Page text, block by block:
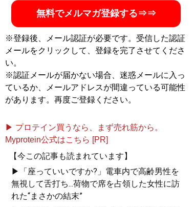
無料でメルマガ登録する⇒⇒
※登録後、メール認証が必要です。受信した認証
メールをクリックして、登録を完了させてくださ
い。
※認証メールが届かない場合、迷惑メールに入っ
ているか、メールアドレスが間違っている可能性
があります。再度ご登録ください。
▶ プロテイン買うなら、まず売れ筋から。
Myprotein公式はこちら [PR]
【今この記事も読まれています】
▶「座っていいですか?」電車内で高齢男性を
無視して舌打ち...荷物で席を占領した女性に訪
れた“まさかの結末”